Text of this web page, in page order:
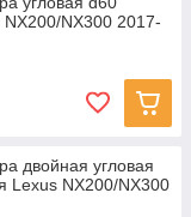
NX300 2017-
двойная угловая
Lexus NX200/NX300